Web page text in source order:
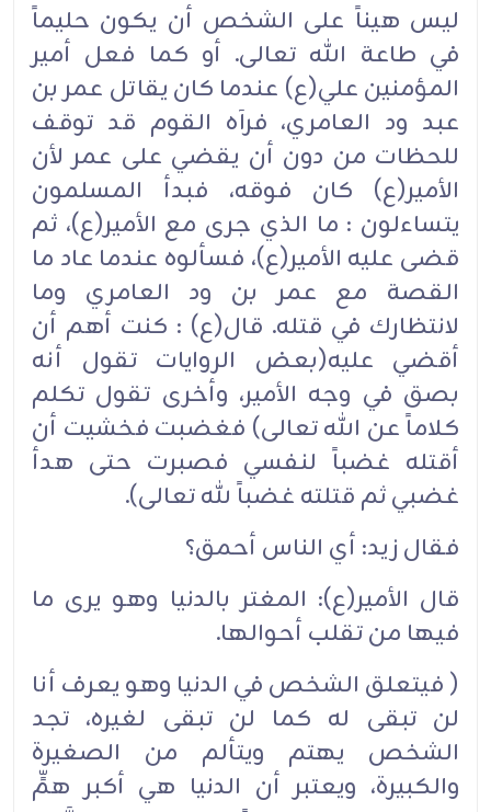
ليس هيناً على الشخص أن يكون حليماً
في طاعة الله تعالى. أو كما فعل أمير
المؤمنين علي(ع) عندما كان يقاتل عمر بن
عبد ود العامري، فرآه القوم قد توقف
للحظات من دون أن يقضي على عمر لأن
الأمير(ع) كان فوقه، فبدأ المسلمون
يتساءلون : ما الذي جرى مع الأمير(ع)، ثم
قضى عليه الأمير(ع)، فسألوه عندما عاد ما
القصة مع عمر بن ود العامري وما
لانتظارك في قتله. قال(ع) : كنت أهم أن
أقضي عليه(بعض الروايات تقول أنه
بصق في وجه الأمير، وأخرى تقول تكلم
كلاماً عن الله تعالى) فغضبت فخشيت أن
أقتله غضباً لنفسي فصبرت حتى هدأ
غضبي ثم قتلته غضباً لله تعالى).
فقال زيد: أي الناس أحمق؟
قال الأمير(ع): المغتر بالدنيا وهو يرى ما
فيها من تقلب أحوالها.
( فيتعلق الشخص في الدنيا وهو يعرف أنا
لن تبقى له كما لن تبقى لغيره، تجد
الشخص يهتم ويتألم من الصغيرة
والكبيرة، ويعتبر أن الدنيا هي أكبر همٍّ